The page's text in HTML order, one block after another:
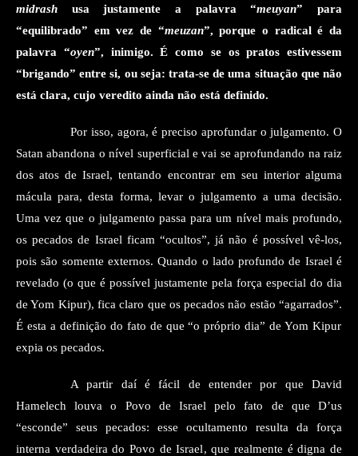
midrash usa justamente a palavra “meuyan” para
“equilibrado” em vez de “meuzan”, porque o radicalé da
palavra “oyen”, inimigo. É como se os pratos estivessem
“brigando” entre si, ou seja: trata-se de uma situação que não
está clara, cujo veredito ainda não está definido.
Por isso, agora, é preciso aprofundar o julgamento. O
Satan abandona o nível superficial e vai se aprofundando na raiz
dos atos de Israel, tentando encontrar em seu interior alguma
mácula para, desta forma, levar o julgamento a uma decisão.
Uma vez que o julgamento passa para um nível mais profundo,
os pecados de Israel ficam “ocultos”, já não é possível vê-los,
pois são somente externos. Quando o lado profundo de Israel é
revelado (o que é possível justamente pela força especial do dia
de Yom Kipur), fica claro que os pecados não estão “agarrados”.
É esta a definição do fato de que “o próprio dia” de Yom Kipur
expia os pecados.
A partir daí é fácil de entender por que David
Hamelech louva o Povo de Israel pelo fato de que D’us
“esconde” seus pecados: esse ocultamento resulta da força
interna verdadeira do Povo de Israel, que realmente é digna de